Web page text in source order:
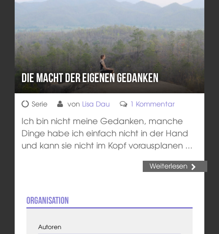
Die Macht der eigenen Gedanken
Serie von Lisa Dau 1 Kommentar
Ich bin nicht meine Gedanken, manche
Dinge habe ich einfach nicht in der Hand
und kann sie nicht im Kopf vorausplanen ...
Weiterlesen
Organisation
Autoren